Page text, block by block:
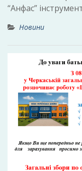
“Анфас”
Новини